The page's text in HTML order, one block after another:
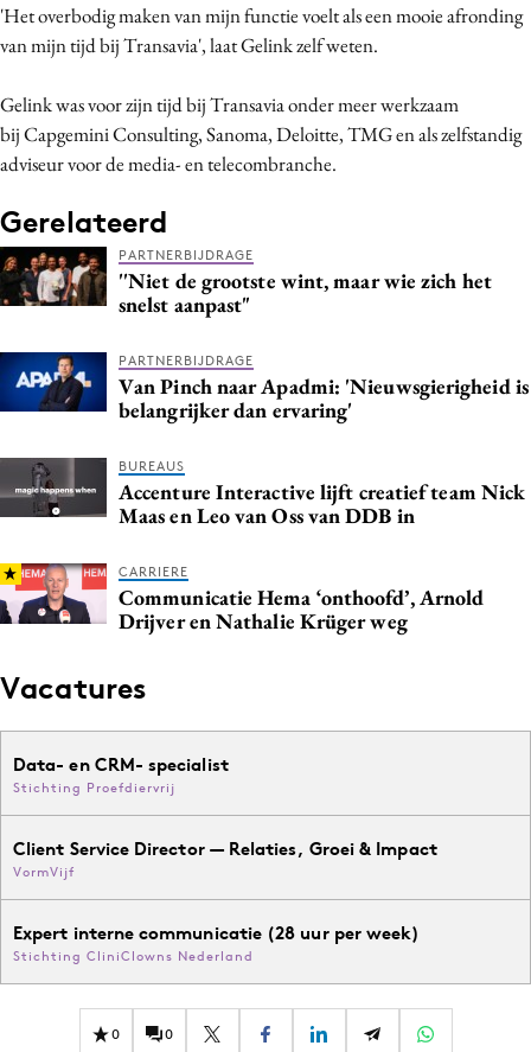
Gedragsverandering
Influencer marketing
Interne communicatie
Martech
Media
PR
Programmatic
Purpose Marketing
'Het overbodig maken van mijn functie voelt als een mooie afronding
van mijn tijd bij Transavia', laat Gelink zelf weten.
Gelink was voor zijn tijd bij Transavia onder meer werkzaam
bij Capgemini Consulting, Sanoma, Deloitte, TMG en als zelfstandig
adviseur voor de media- en telecombranche.
Gerelateerd
PARTNERBIJDRAGE
''Niet de grootste wint, maar wie zich het
snelst aanpast"
PARTNERBIJDRAGE
Van Pinch naar Apadmi: 'Nieuwsgierigheid is
belangrijker dan ervaring'
BUREAUS
Accenture Interactive lijft creatief team Nick
Maas en Leo van Oss van DDB in
CARRIERE
Communicatie Hema ‘onthoofd’, Arnold
Drijver en Nathalie Krüger weg
Vacatures
Data- en CRM- specialist
Stichting Proefdiervrij
Client Service Director — Relaties, Groei & Impact
VormVijf
Expert interne communicatie (28 uur per week)
Stichting CliniClowns Nederland
0 0